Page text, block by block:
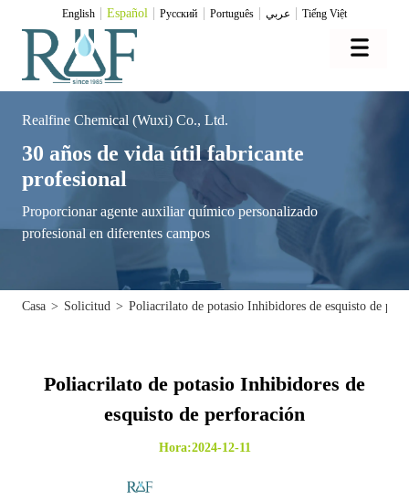
English Español Pусский Português عربي Tiếng Việt
Realfine Chemical (Wuxi) Co., Ltd.
30 años de vida útil fabricante
profesional
Proporcionar agente auxiliar químico personalizado
profesional en diferentes campos
Casa > Solicitud > Poliacrilato de potasio Inhibidores de esquisto de
Poliacrilato de potasio Inhibidores de
esquisto de perforación
Hora:2024-12-11